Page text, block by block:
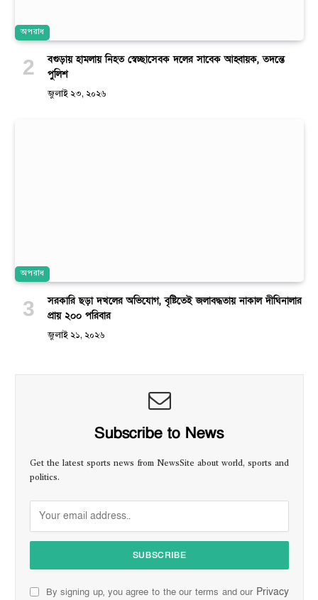
অপরাধ
বগুড়ায় হামলায় নিহত স্বেচ্ছাসেবক দলের সাবেক আহ্বায়ক, তদন্তে
পুলিশ
জুলাই ২৩, ২০২৬
অপরাধ
সরকারি ছড়া দখলের অভিযোগ, বৃষ্টিতেই জলাবদ্ধতায় নাকাল দীঘিনালার
প্রায় ২০০ পরিবার
জুলাই ২১, ২০২৬
Subscribe to News
Get the latest sports news from NewsSite about world, sports and
politics.
By signing up, you agree to the our terms and our Privacy